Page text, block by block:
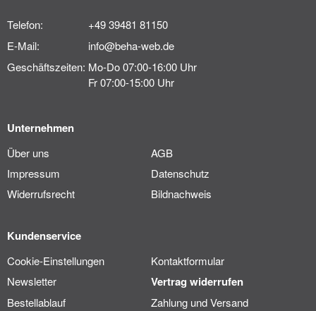
Telefon:
+49 39481 81150
E-Mail:
info@beha-web.de
Geschäftszeiten: Mo-Do 07:00-16:00 Uhr
Fr 07:00-15:00 Uhr
Unternehmen
Über uns
AGB
Impressum
Datenschutz
Widerrufsrecht
Bildnachweis
Kundenservice
Cookie-Einstellungen
Kontaktformular
Newsletter
Vertrag widerrufen
Bestellablauf Zahlung und Versand